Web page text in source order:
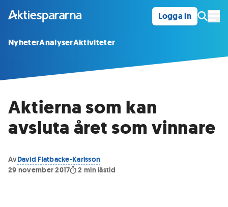
Logga in
NyheterAnalyserAktiviteter
Aktierna som kan
avsluta året som vinnare
AvDavid Flatbacke-Karlsson
29 november 2017
2 min lästid